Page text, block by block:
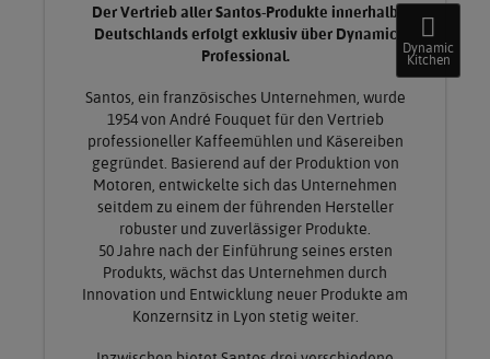
Dynamic
Kitchen
Der Vertrieb aller Santos-Produkte innerhalb
Deutschlands erfolgt exklusiv über Dynamic
Professional.
Santos, ein französisches Unternehmen, wurde
1954 von André Fouquet für den Vertrieb
professioneller Kaffeemühlen und Käsereiben
gegründet. Basierend auf der Produktion von
Motoren, entwickelte sich das Unternehmen
seitdem zu einem der führenden Hersteller
robuster und zuverlässiger Produkte.
50 Jahre nach der Einführung seines ersten
Produkts, wächst das Unternehmen durch
Innovation und Entwicklung neuer Produkte am
Konzernsitz in Lyon stetig weiter.